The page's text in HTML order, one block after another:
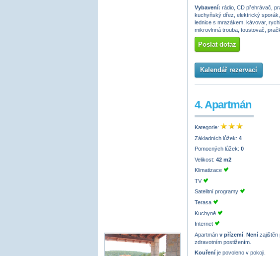
Vybavení: rádio, CD přehrávač,
kuchyňský dřez, elektrický
lednice s mrazákem, kávovar,
mikrovlnná trouba, toustovač,
Poslat dotaz
Kalendář rezervací
4. Apartmán
Kategorie:
Základních lůžek: 4
Pomocných lůžek: 0
Velikost: 42 m2
Klimatizace
TV
Satelitní programy
Terasa
Kuchyně
Internet
Apartmán v přízemí Není zajištěn
zdravotním postižením.
Kouření je povoleno v pokoji.